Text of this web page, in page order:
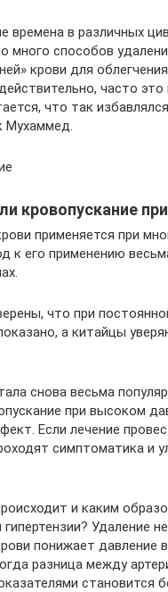
времена в различных
много способов
крови для
часто это
что так
Мухаммед.
кровопускание
применяется при
к его применению
что при
а китайцы
снова весьма
при высоком
Если лечение
симптоматика и
и каким
Удаление
понижает давление
разница между
становится